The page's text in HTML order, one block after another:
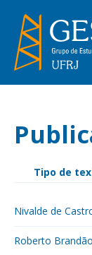
Tipo de
Nivalde de
Roberto